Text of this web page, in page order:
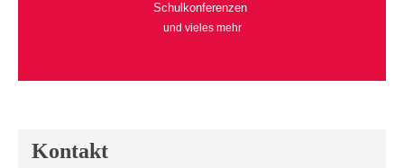
Schulkonferenzen
und vieles mehr
Kontakt